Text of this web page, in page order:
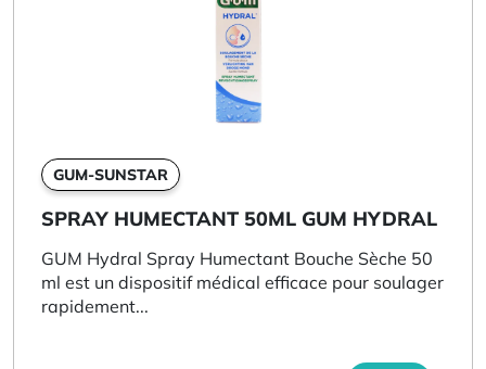
GUM-SUNSTAR
SPRAY HUMECTANT 50ML GUM HYDRAL
GUM Hydral Spray Humectant Bouche Sèche 50
ml est un dispositif médical efficace pour soulager
rapidement...